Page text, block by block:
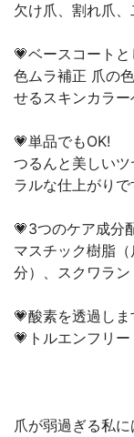
欠け爪、割れ爪、
💗ベースコート
色ムラ補正 爪の
せるスキンカラー
💗単品でもOK!
つるんと美しい
ラルな仕上がりで
💗3つのケア成分
マスチック樹脂
分）、スクワラン
💗酸素を透過しま
💗トルエンフリー
爪が弱過ぎる私